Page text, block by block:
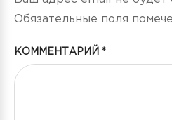
Обязательные поля
КОММЕНТАРИЙ *